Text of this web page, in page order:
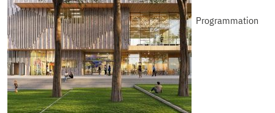
Programmation